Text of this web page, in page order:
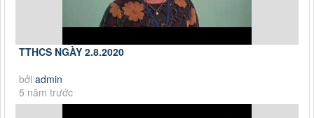
TTHCS NGÀY 2.8.2020
bởi admin
5 năm trước